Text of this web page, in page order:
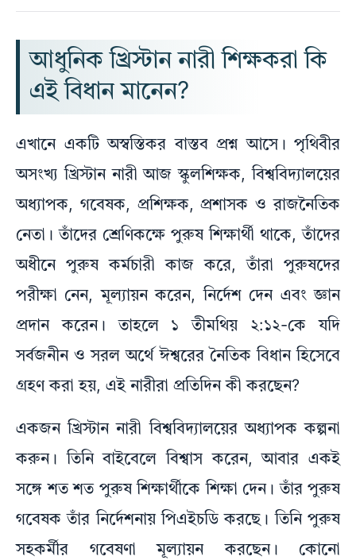
আধুনিক খ্রিস্টান নারী শিক্ষকরা কি
এই বিধান মানেন?
এখানে একটি অস্বস্তিকর বাস্তব প্রশ্ন আসে। পৃথিবীর
অসংখ্য খ্রিস্টান নারী আজ স্কুলশিক্ষক, বিশ্ববিদ্যালয়ের
অধ্যাপক, গবেষক, প্রশিক্ষক, প্রশাসক ও রাজনৈতিক
নেতা। তাঁদের শ্রেণিকক্ষে পুরুষ শিক্ষার্থী থাকে, তাঁদের
অধীনে পুরুষ কর্মচারী কাজ করে, তাঁরা পুরুষদের
পরীক্ষা নেন, মূল্যায়ন করেন, নির্দেশ দেন এবং জ্ঞান
প্রদান করেন। তাহলে ১ তীমথিয় ২:১২-কে যদি
সর্বজনীন ও সরল অর্থে ঈশ্বরের নৈতিক বিধান হিসেবে
গ্রহণ করা হয়, এই নারীরা প্রতিদিন কী করছেন?
একজন খ্রিস্টান নারী বিশ্ববিদ্যালয়ের অধ্যাপক কল্পনা
করুন। তিনি বাইবেলে বিশ্বাস করেন, আবার একই
সঙ্গে শত শত পুরুষ শিক্ষার্থীকে শিক্ষা দেন। তাঁর পুরুষ
গবেষক তাঁর নির্দেশনায় পিএইচডি করছে। তিনি পুরুষ
সহকর্মীর গবেষণা মূল্যায়ন করছেন। কোনো